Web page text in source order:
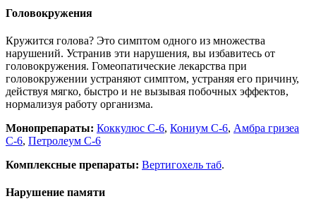
Головокружения
Кружится голова? Это симптом одного из множества
нарушений. Устранив эти нарушения, вы избавитесь от
головокружения. Гомеопатические лекарства при
головокружении устраняют симптом, устраняя его причину,
действуя мягко, быстро и не вызывая побочных эффектов,
нормализуя работу организма.
Монопрепараты: Коккулюс С-6, Кониум С-6, Амбра гризеа
С-6, Петролеум С-6
Комплексные препараты: Вертигохель таб.
Нарушение памяти